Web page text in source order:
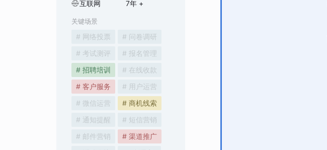
互联网 7年 +
关键场景
# 网络投票
# 问卷调研
# 考试测评
# 报名管理
# 招聘培训
# 在线收款
# 客户服务
# 用户运营
# 微信运营
# 商机线索
# 通知提醒
# 短信营销
# 邮件营销
# 渠道推广